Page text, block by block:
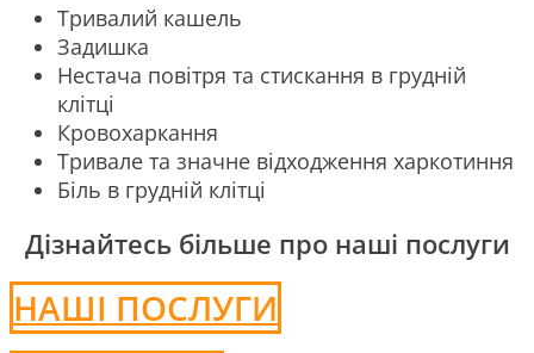
Тривалий кашель
Задишка
Нестача повітря та стискання в грудній
клітці
Кровохаркання
Тривале та значне відходження харкотиння
Біль в грудній клітці
Дізнайтесь більше про наші послуги
НАШІ ПОСЛУГИ